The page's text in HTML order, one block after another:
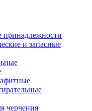
и запасные
черчения